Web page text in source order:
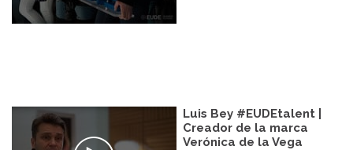
Luis Bey #EUDEtalent |
Creador de la marca
Verónica de la Vega